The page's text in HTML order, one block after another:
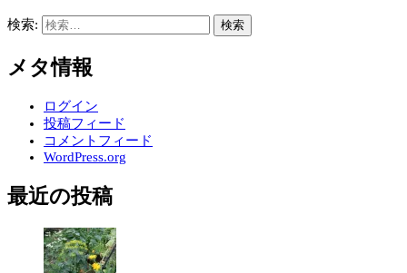
検索:
メタ情報
ログイン
投稿フィード
コメントフィード
WordPress.org
最近の投稿